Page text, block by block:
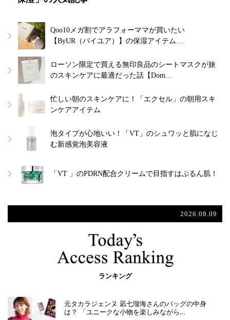
Qoo10メガ割でアラフォーママが買いたい
【ByUR（バイユア）】の保湿アイテム…
ローソン限定で買える無印良品のシートマスクが旅
のスキンケアに最適だった話【Dom…
忙しい朝のスキンケアに！「エクセル」の朝用スキ
ンケアアイテム
泡タイプが心地いい！「VT」のシュワッと肌になじ
む新感覚泡美容液
「VT 」のPDRN配合クリームで目指すはぷるん肌！
2026.08.09
ランキング
元タカラジェンヌ 凪七瑠海さんのバッグの中身
は？ 「ユニークな小物を楽しみながら…